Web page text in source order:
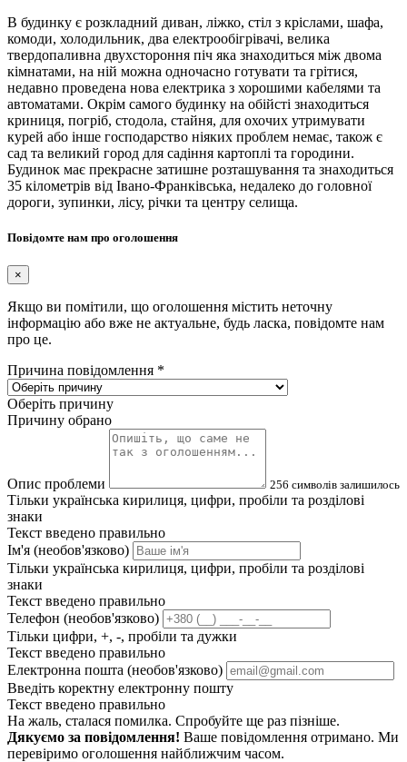
В будинку є розкладний диван, ліжко, стіл з кріслами, шафа,
комоди, холодильник, два електрообігрівачі, велика
твердопаливна двухстороння піч яка знаходиться між двома
кімнатами, на ній можна одночасно готувати та грітися,
недавно проведена нова електрика з хорошими кабелями та
автоматами. Окрім самого будинку на обійсті знаходиться
криниця, погріб, стодола, стайня, для охочих утримувати
курей або інше господарство ніяких проблем немає, також є
сад та великий город для садіння картоплі та городини.
Будинок має прекрасне затишне розташування та знаходиться
35 кілометрів від Івано-Франківська, недалеко до головної
дороги, зупинки, лісу, річки та центру селища.
Повідомте нам про оголошення
×
Якщо ви помітили, що оголошення містить неточну
інформацію або вже не актуальне, будь ласка, повідомте нам
про це.
Причина повідомлення *
Оберіть причину
Причину обрано
Опис проблеми 256 символів залишилось
Тільки українська кирилиця, цифри, пробіли та розділові
знаки
Текст введено правильно
Ім'я (необов'язково)
Тільки українська кирилиця, цифри, пробіли та розділові
знаки
Текст введено правильно
Телефон (необов'язково)
Тільки цифри, +, -, пробіли та дужки
Текст введено правильно
Електронна пошта (необов'язково)
Введіть коректну електронну пошту
Текст введено правильно
На жаль, сталася помилка. Спробуйте ще раз пізніше.
Дякуємо за повідомлення! Ваше повідомлення отримано. Ми
перевіримо оголошення найближчим часом.